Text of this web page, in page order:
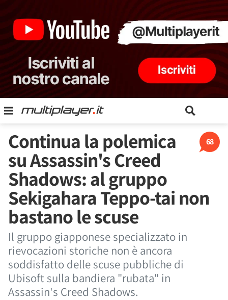
68
Continua la polemica
su Assassin's Creed
Shadows: al gruppo
Sekigahara Teppo-tai non
bastano le scuse
Il gruppo giapponese specializzato in
rievocazioni storiche non è ancora
soddisfatto delle scuse pubbliche di
Ubisoft sulla bandiera "rubata" in
Assassin's Creed Shadows.